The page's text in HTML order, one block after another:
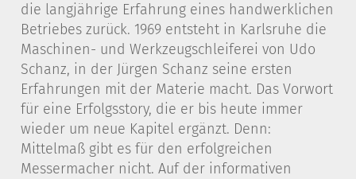
die langjährige Erfahrung eines handwerklichen
Betriebes zurück. 1969 entsteht in Karlsruhe die
Maschinen- und Werkzeugschleiferei von Udo
Schanz, in der Jürgen Schanz seine ersten
Erfahrungen mit der Materie macht. Das Vorwort
für eine Erfolgsstory, die er bis heute immer
wieder um neue Kapitel ergänzt. Denn:
Mittelmaß gibt es für den erfolgreichen
Messermacher nicht. Auf der informativen